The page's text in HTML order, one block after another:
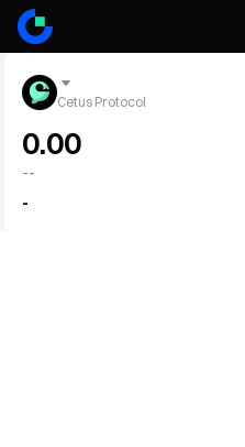
Cetus Protocol
0.00
--
-